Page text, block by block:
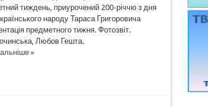
тиждень, приурочений 200-річчю з дня
народу Тараса Григоровича
предметного тижня. Фотозвіт.
Любов Гешта.
»